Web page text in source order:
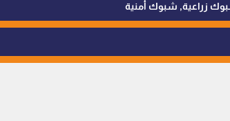
زراعية, شبوك أمنية